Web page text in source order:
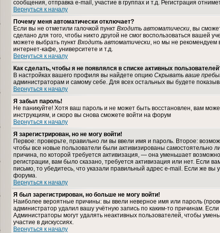
сообщения, отправка e-mail, участие в группах и т.д. Регистрация
Вернуться к началу
Почему меня автоматически отключает?
Если вы не отметили галочкой пункт Входить автоматически, вы
сделано для того, чтобы никто другой не смог воспользоваться вашей
можете выбрать пункт Входить автоматически, но мы не рекомендуем
интернет-кафе, университете и т.д.
Вернуться к началу
Как сделать, чтобы я не появлялся в списке активных
В настройках вашего профиля вы найдете опцию Скрывать ваше
администраторам и самому себе. Для всех остальных вы будете
Вернуться к началу
Я забыл пароль!
Не паникуйте! Хотя ваш пароль и не может быть восстановлен, вам
инструкциям, и скоро вы снова сможете войти на форум
Вернуться к началу
Я зарегистрирован, но не могу войти!
Первое: проверьте, правильно ли вы ввели имя и пароль. Второе:
чтобы все новые пользователи были активизированы самостоятельно
причина, по которой требуется активизация, — она уменьшает
регистрации, вам было сказано, требуется активизация или нет. Если
письмо, то убедитесь, что указали правильный адрес e-mail. Если же
форума.
Вернуться к началу
Я был зарегистрирован, но больше не могу войти!
Наиболее вероятные причины: вы ввели неверное имя или пароль
администратор удалил вашу учётную запись по каким-то причинам.
Администраторы могут удалять неактивных пользователей, чтобы
участие в дискуссиях.
Вернуться к началу